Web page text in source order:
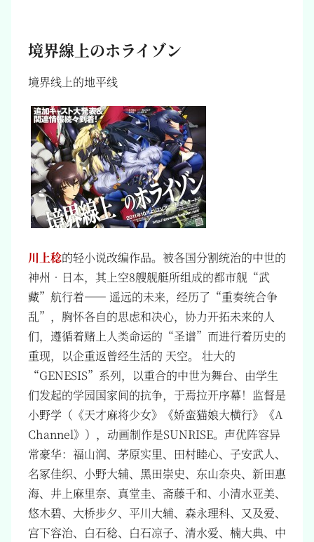
境界線上のホライゾン
境界线上的地平线
川上稔的轻小说改编作品。被各国分割统治的中世的
神州‧日本，其上空8艘舰艇所组成的都市舰“武
藏”航行着—— 遥远的未来，经历了“重奏统合争
乱”，胸怀各自的思虑和决心，协力开拓未来的人
们，遵循着赌上人类命运的“圣谱”而进行着历史的
重现，以企重返曾经生活的 天空。 壮大的
“GENESIS”系列，以重合的中世为舞台、由学生
们发起的学园国家间的抗争，于焉拉开序幕！监督是
小野学（《天才麻将少女》《娇蛮猫娘大横行》《A
Channel》），动画制作是SUNRISE。声优阵容异
常豪华：福山润、茅原实里、田村睦心、子安武人、
名冢佳织、小野大辅、黑田崇史、东山奈央、新田惠
海、井上麻里奈、真堂圭、斋藤千和、小清水亚美、
悠木碧、大桥步夕、平川大辅、森永理科、又及爱、
宫下容治、白石稔、白石凉子、清水爱、楠大典、中